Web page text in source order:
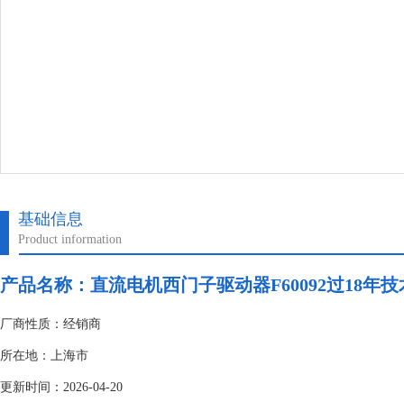
基础信息
Product information
产品名称： 直流电机西门子驱动器F60092过18年
厂商性质：经销商
所在地：上海市
更新时间：2026-04-20